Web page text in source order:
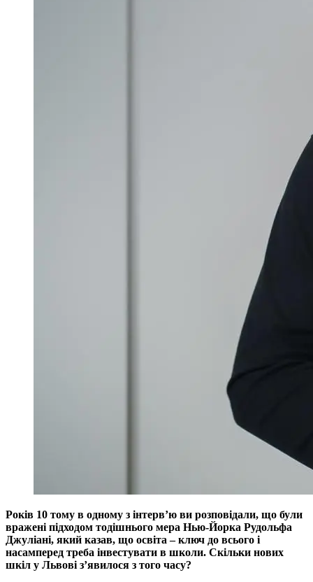
Років 10 тому в одному з інтерв’ю ви розповідали, що були
вражені підходом тодішнього мера Нью-Йорка Рудольфа
Джуліані, який казав, що освіта – ключ до всього і
насамперед треба інвестувати в школи. Скільки нових
шкіл у Львові з’явилося з того часу?